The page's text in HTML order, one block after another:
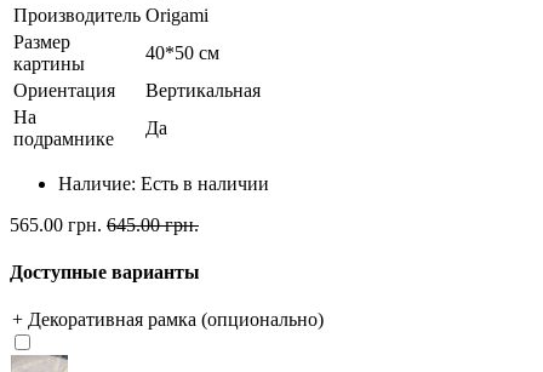
Производитель Origami
Размер
картины
40*50 см
Ориентация
Вертикальная
На
подрамнике
Да
Наличие: Есть в наличии
565.00 грн. 645.00 грн.
Доступные варианты
+ Декоративная рамка (опционально)